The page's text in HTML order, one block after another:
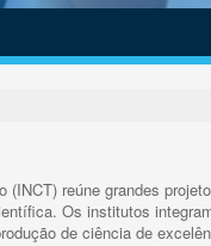
reúne grandes
Os institutos
de ciência de